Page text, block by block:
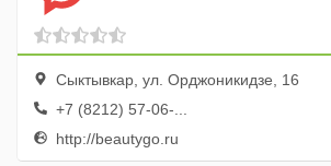
Сыктывкар, ул. Орджоникидзе, 16
+7 (8212) 57-06-...
http://beautygo.ru